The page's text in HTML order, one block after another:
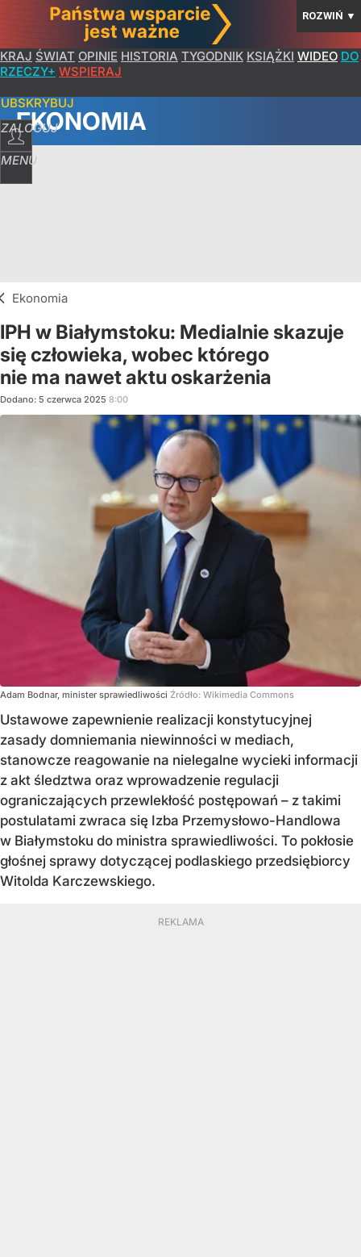
ROZWIŃ ▼
KRAJ ŚWIAT OPINIE HISTORIA TYGODNIK KSIĄŻKI WIDEO DO
RZECZY+ WSPIERAJ
ZALOGUJ
MENU
EKONOMIA
Ekonomia
IPH w Białymstoku: Medialnie skazuje
się człowieka, wobec którego
nie ma nawet aktu oskarżenia
Dodano: 5 czerwca 2025 8:00
Adam Bodnar, minister sprawiedliwości Źródło: Wikimedia Commons
Ustawowe zapewnienie realizacji konstytucyjnej
zasady domniemania niewinności w mediach,
stanowcze reagowanie na nielegalne wycieki informacji
z akt śledztwa oraz wprowadzenie regulacji
ograniczających przewlekłość postępowań – z takimi
postulatami zwraca się Izba Przemysłowo-Handlowa
w Białymstoku do ministra sprawiedliwości. To pokłosie
głośnej sprawy dotyczącej podlaskiego przedsiębiorcy
Witolda Karczewskiego.